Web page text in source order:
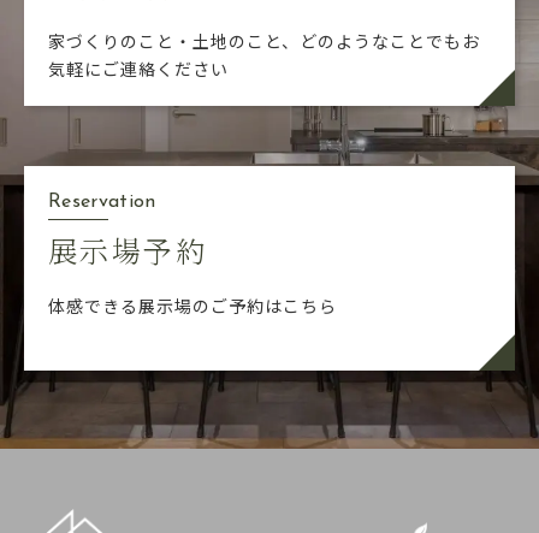
家づくりのこと・土地のこと、どのようなことでも お
気軽にご連絡ください
Reservation
展示場予約
体感できる展示場のご予約はこちら